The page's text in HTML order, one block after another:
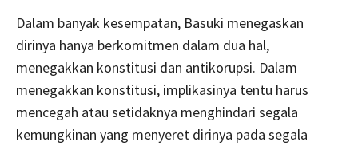
Dalam banyak kesempatan, Basuki menegaskan
dirinya hanya berkomitmen dalam dua hal,
menegakkan konstitusi dan antikorupsi. Dalam
menegakkan konstitusi, implikasinya tentu harus
mencegah atau setidaknya menghindari segala
kemungkinan yang menyeret dirinya pada segala